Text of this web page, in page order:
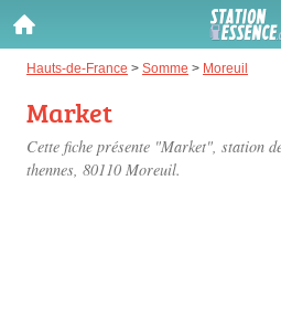
Hauts-de-France > Somme > Moreuil
Market
Cette fiche présente "Market", station
thennes, 80110 Moreuil.
Gazole :
SP 98 :